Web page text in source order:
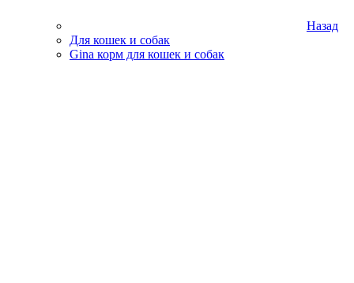
Назад
Для кошек и собак
Gina корм для кошек и собак